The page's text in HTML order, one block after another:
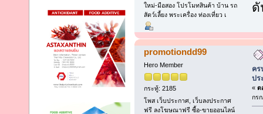
ใหม่-มือสอง โปรโมทสินค้า บ้าน รถ
สัตว์เลี้ยง พระเครื่อง ท่องเที่ยว เ
ดั
promotiondd99
Hero Member
กระทู้: 2185
โพส เว็บประกาศ, เว็บลงประกาศ
ฟรี ลงโฆษณาฟรี ซื้อ-ขายออนไลน์
คร
ปร
« ต
กร